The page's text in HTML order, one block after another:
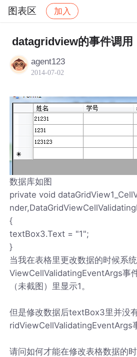
图表区 加入
社区 图表区 帖子详情
datagridview的事件调用
agent123
2014-07-02
数据库如图
private void
{
textBox3.Text = "1";
​}
当我在表格里更改数据的时候系
ViewCellValidatingEventArgs事
（未截图）里显示1。
但是修改数据后textBox3里并没
ridViewCellValidatingEventArgs
请问如何才能在修改表格数据的